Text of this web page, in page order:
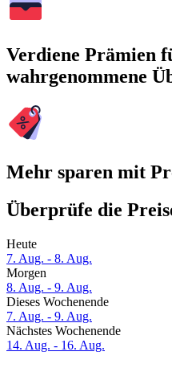
Verdiene Prämien
wahrgenommene
Mehr sparen mit
Überprüfe die
Heute
7. Aug. - 8. Aug.
Morgen
8. Aug. - 9. Aug.
Dieses Wochenende
7. Aug. - 9. Aug.
Nächstes Wochenende
14. Aug. - 16. Aug.